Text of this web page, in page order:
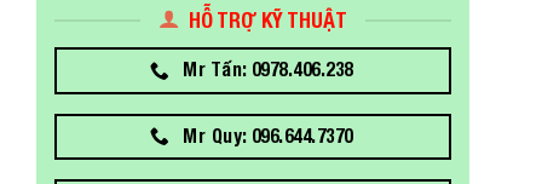
HỖ TRỢ KỸ THUẬT
Mr Tấn: 0978.406.238
Mr Quy: 096.644.7370